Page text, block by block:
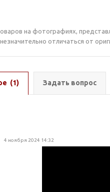
на фотографиях,
незначительно отличаться от
(1) Задать вопрос
4 ноября 2024 14:32